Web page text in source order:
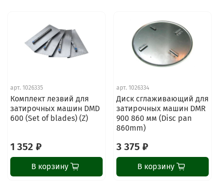
арт. 1026335
Комплект лезвий для
затирочных машин DMD
600 (Set of blades) (Z)
1 352 ₽
В корзину
арт. 1026334
Диск сглаживающий для
затирочных машин DMR
900 860 мм (Disc pan
860mm)
3 375 ₽
В корзину